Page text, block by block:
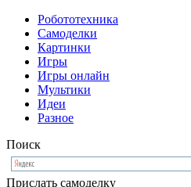
Робототехника
Самоделки
Картинки
Игры
Игры онлайн
Мультики
Идеи
Разное
Поиск
Прислать самоделку